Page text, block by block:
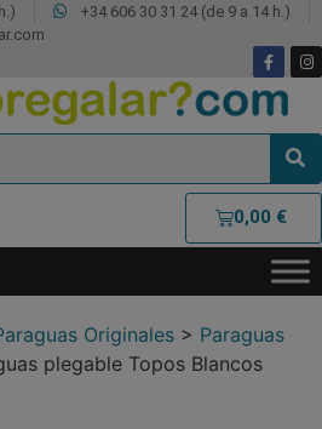
+34 606 30 31 24 (de 9 a 14 h.)
0,00 €
Originales > Paraguas
plegable Topos Blancos